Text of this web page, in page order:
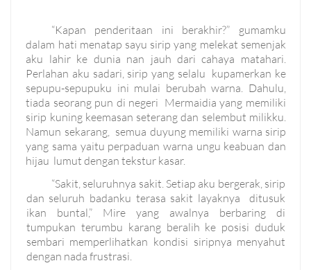
“Kapan penderitaan ini berakhir?” gumamku
dalam hati menatap sayu sirip yang melekat semenjak
aku lahir ke dunia nan jauh dari cahaya matahari.
Perlahan aku sadari, sirip yang selalu kupamerkan ke
sepupu-sepupuku ini mulai berubah warna. Dahulu,
tiada seorang pun di negeri Mermaidia yang memiliki
sirip kuning keemasan seterang dan selembut milikku.
Namun sekarang, semua duyung memiliki warna sirip
yang sama yaitu perpaduan warna ungu keabuan dan
hijau lumut dengan tekstur kasar.
“Sakit, seluruhnya sakit. Setiap aku bergerak, sirip
dan seluruh badanku terasa sakit layaknya ditusuk
ikan buntal,” Mire yang awalnya berbaring di
tumpukan terumbu karang beralih ke posisi duduk
sembari memperlihatkan kondisi siripnya menyahut
dengan nada frustrasi.